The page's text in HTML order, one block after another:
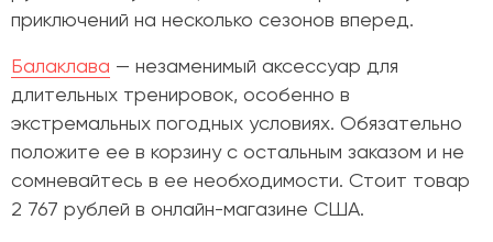
приключений на несколько сезонов вперед.
Балаклава — незаменимый аксессуар для
длительных тренировок, особенно в
экстремальных погодных условиях. Обязательно
положите ее в корзину с остальным заказом и не
сомневайтесь в ее необходимости. Стоит товар
2 767 рублей в онлайн-магазине США.